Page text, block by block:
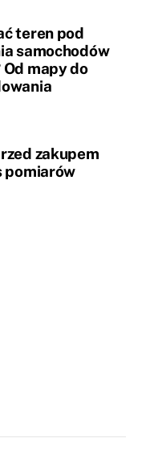
teren pod
samochodów
mapy do
zakupem
pomiarów